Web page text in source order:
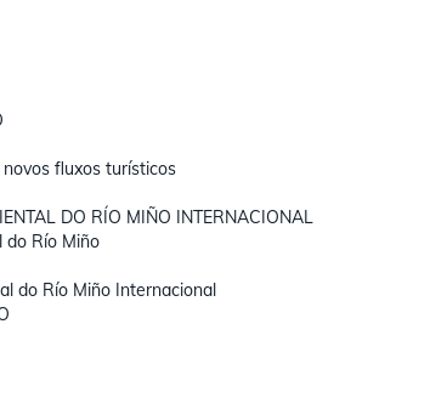
fluxos turísticos
DO RÍO MIÑO INTERNACIONAL
do Río Miño
do Río Miño Internacional